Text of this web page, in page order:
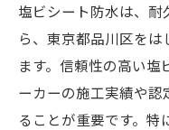
は
塩ビシート
イント
施工実績で
塩ビシート防水は、
ら、東京都品川区を
ます。信頼性の高い
ーカーの施工実績や
ることが重要です。